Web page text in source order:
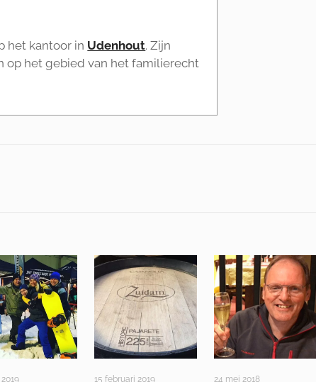
het kantoor in Udenhout. Zijn
op het gebied van het familierecht
15 februari 2019 24 mei 2018